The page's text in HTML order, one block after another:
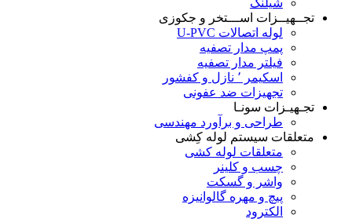
شیلنگ
تجــهیــزات اســـتخر و جکوزی
لوله اتصالات U-PVC
پمپ مدار تصفیه
فیلتر مدار تصفیه
اسکیمر ٬ نازل و کفشور
تجهیزات ضد عفونی
تجـهیـزات سونـا
طراحی و برآورد مهندسی
متعلقات سیستم لوله کِشی
متعلقات لوله کشی
چسب و کلینر
واشر و گسکت
پیچ و مهره گالوانیزه
الکترود